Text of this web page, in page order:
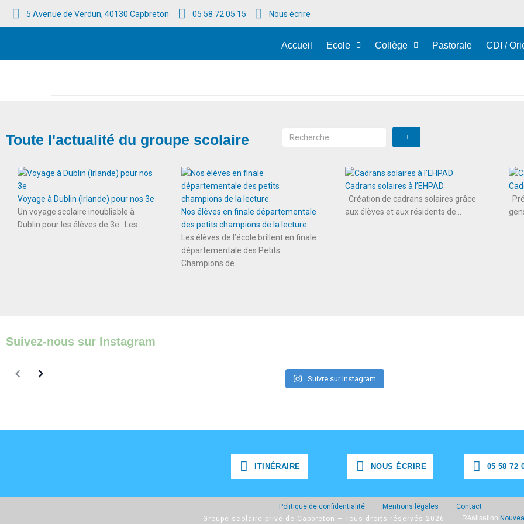
5 Avenue de Verdun, 40130 Capbreton 05 58 72 05 15 Nous écrire
Accueil Ecole Collège Pastorale CDI /
Toute l'actualité du groupe scolaire
Voyage à Dublin (Irlande) pour nos 3e
Un voyage scolaire inoubliable à
Dublin pour les élèves de 3e. Les...
Nos élèves en finale départementale
des petits champions de la lecture.
Les élèves de l’école brillent en finale
départementale des Petits
Champions de...
Cadrans solaires à l’EHPAD
Création de cadrans solaires grâce
aux élèves et aux résidents de...
Suivez-nous sur Instagram
Suivre sur Instagram
ITINÉRAIRE NOUS ÉCRIRE 05 58 72
Politique de confidentialité Mentions légales
Contact
Groupe scolaire privé de Capbreton – Tous droits réservés 2026
| Réalisation